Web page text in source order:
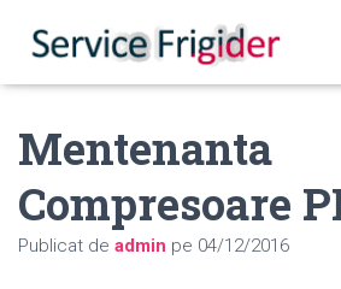
Mentenanta
Compresoare
Publicat de admin pe 04/12/2016